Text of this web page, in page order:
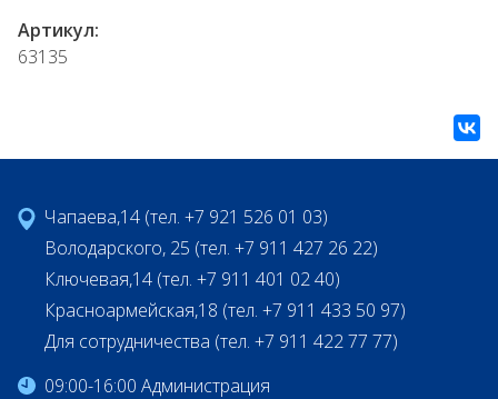
Артикул:
63135
Чапаева,14 (тел. +7 921 526 01 03)
Володарского, 25 (тел. +7 911 427 26 22)
Ключевая,14 (тел. +7 911 401 02 40)
Красноармейская,18 (тел. +7 911 433 50 97)
Для сотрудничества (тел. +7 911 422 77 77)
09:00-16:00 Администрация